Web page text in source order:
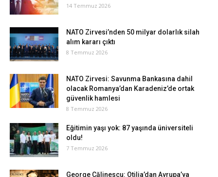
14 Temmuz 2026
NATO Zirvesi’nden 50 milyar dolarlık silah
alım kararı çıktı
8 Temmuz 2026
NATO Zirvesi: Savunma Bankasına dahil
olacak Romanya’dan Karadeniz’de ortak
güvenlik hamlesi
8 Temmuz 2026
Eğitimin yaşı yok: 87 yaşında üniversiteli
oldu!
7 Temmuz 2026
George Călinescu: Otilia’dan Avrupa’ya